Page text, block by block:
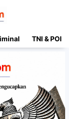
TNI &